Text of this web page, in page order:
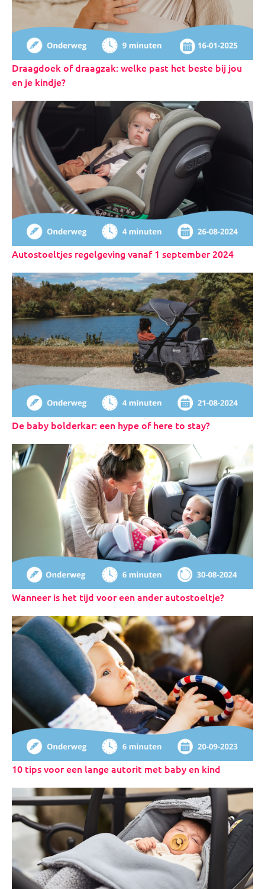
Draagdoek of draagzak: welke past het beste bij jou
en je kindje?
Autostoeltjes regelgeving vanaf 1 september 2024
De baby bolderkar: een hype of here to stay?
Wanneer is het tijd voor een ander autostoeltje?
10 tips voor een lange autorit met baby en kind